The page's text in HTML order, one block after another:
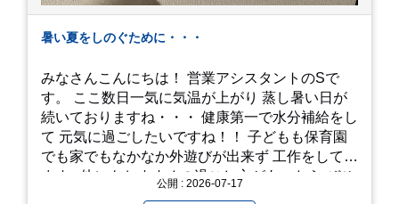
暑い夏をしのぐために・・・
みなさんこんにちは！ 営業アシスタントのSで
す。 ここ数日一気に気温が上がり 蒸し暑い日が
続いておりますね・・・ 健康第一で水分補給をし
て 元気に過ごしたいですね！！ 子どもも保育園
でも家でもなかなか外遊びが出来ず 工作をしてい
ます♪ 他にもおすすめの過ごし方があったら ぜひ
公開 : 2026-07-17